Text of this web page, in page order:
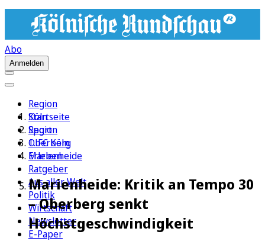
Abo
Anmelden
Region
Köln
Sport
1. FC Köln
Erleben
Ratgeber
Aus aller Welt
Politik
Wirtschaft
Newsletter
E-Paper
Startseite
Region
Oberberg
Marienheide
Marienheide: Kritik an Tempo 30
– Oberberg senkt
Höchstgeschwindigkeit